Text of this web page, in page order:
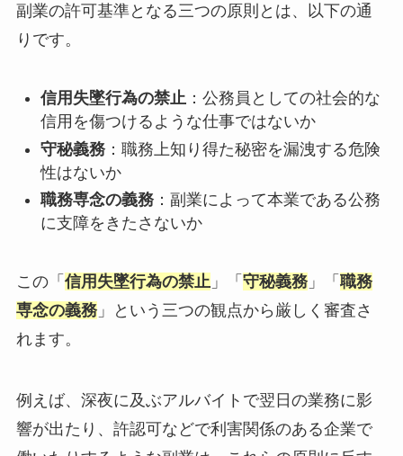
副業の許可基準となる三つの原則とは、以下の通
りです。
信用失墜行為の禁止：公務員としての社会的な
信用を傷つけるような仕事ではないか
守秘義務：職務上知り得た秘密を漏洩する危険
性はないか
職務専念の義務：副業によって本業である公務
に支障をきたさないか
この「 信用失墜行為の禁止 」「 守秘義務」「 職務
専念の義務」という三つの観点から厳しく審査さ
れます。
例えば、深夜に及ぶアルバイトで翌日の業務に影
響が出たり、許認可などで利害関係のある企業で